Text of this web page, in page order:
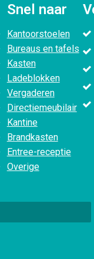
Snel naar
Kantoorstoelen
Bureaus en tafels
Kasten
Ladeblokken
Vergaderen
Directiemeubilair
Kantine
Brandkasten
Entree-receptie
Overige